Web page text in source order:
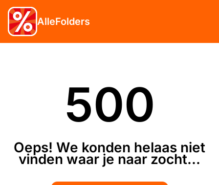
AlleFolders
500
Oeps! We konden helaas niet
vinden waar je naar zocht...